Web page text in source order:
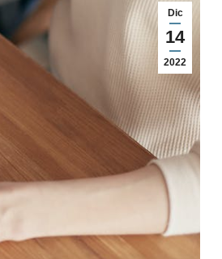
Dic
14
2022